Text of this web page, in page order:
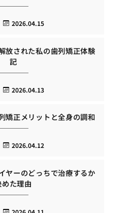
2026.04.15
放された私の歯列矯正体験
記
2026.04.13
矯正メリットと全身の調和
2026.04.12
ヤーのどっちで治療するか
めた理由